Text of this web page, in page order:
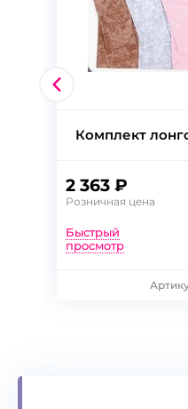
Комплект
2 363 ₽
Розничная цена
Быстрый
просмотр